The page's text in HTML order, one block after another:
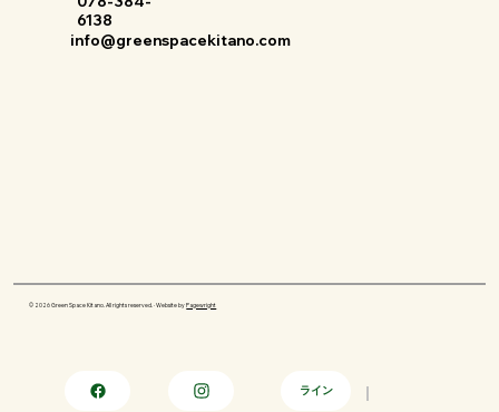
6138
info@greenspacekitano.com
© 2026 Green Space Kitano. All rights reserved. · Website byPagewright
ライン